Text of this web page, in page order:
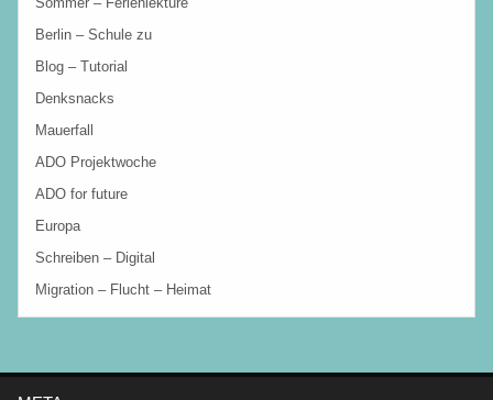
Berlin – Schule zu
Blog – Tutorial
Denksnacks
Mauerfall
ADO Projektwoche
ADO for future
Europa
Schreiben – Digital
Migration – Flucht – Heimat